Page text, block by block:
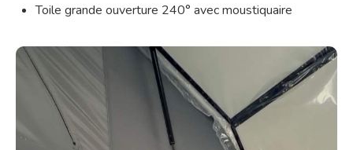
Toile grande ouverture 240° avec moustiquaire